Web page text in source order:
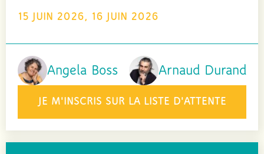
15 JUIN 2026, 16 JUIN 2026
Angela Boss Arnaud Durand
JE M'INSCRIS SUR LA LISTE D'ATTENTE